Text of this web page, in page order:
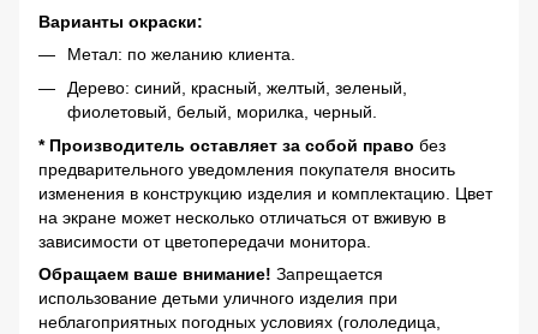
Варианты окраски:
Метал: по желанию клиента.
Дерево: синий, красный, желтый, зеленый,
фиолетовый, белый, морилка, черный.
* Производитель оставляет за собой право без
предварительного уведомления покупателя вносить
изменения в конструкцию изделия и комплектацию. Цвет
на экране может несколько отличаться от вживую в
зависимости от цветопередачи монитора.
Обращаем ваше внимание! Запрещается
использование детьми уличного изделия при
неблагоприятных погодных условиях (гололедица,